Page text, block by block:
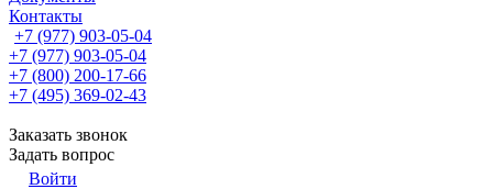
Контакты
+7 (977) 903-05-04
+7 (977) 903-05-04
+7 (800) 200-17-66
+7 (495) 369-02-43
Заказать звонок
Задать вопрос
Войти